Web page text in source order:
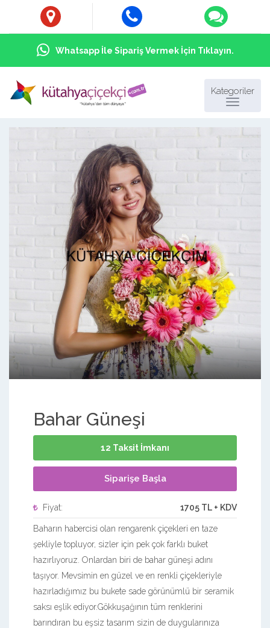
Whatsapp İle Sipariş Vermek İçin Tıklayın.
Kategoriler
Bahar Güneşi
12 Taksit İmkanı
Siparişe Başla
Fiyat: 1705 TL + KDV
Baharın habercisi olan rengarenk çiçekleri en taze
şekliyle topluyor, sizler için pek çok farklı buket
hazırlıyoruz. Onlardan biri de bahar güneşi adını
taşıyor. Mevsimin en güzel ve en renkli çiçekleriyle
hazırladığımız bu bukete sade görünümlü bir seramik
saksı eşlik ediyor.Gökkuşağının tüm renklerini
barındıran bu eşsiz tasarım sizin de duygularınıza